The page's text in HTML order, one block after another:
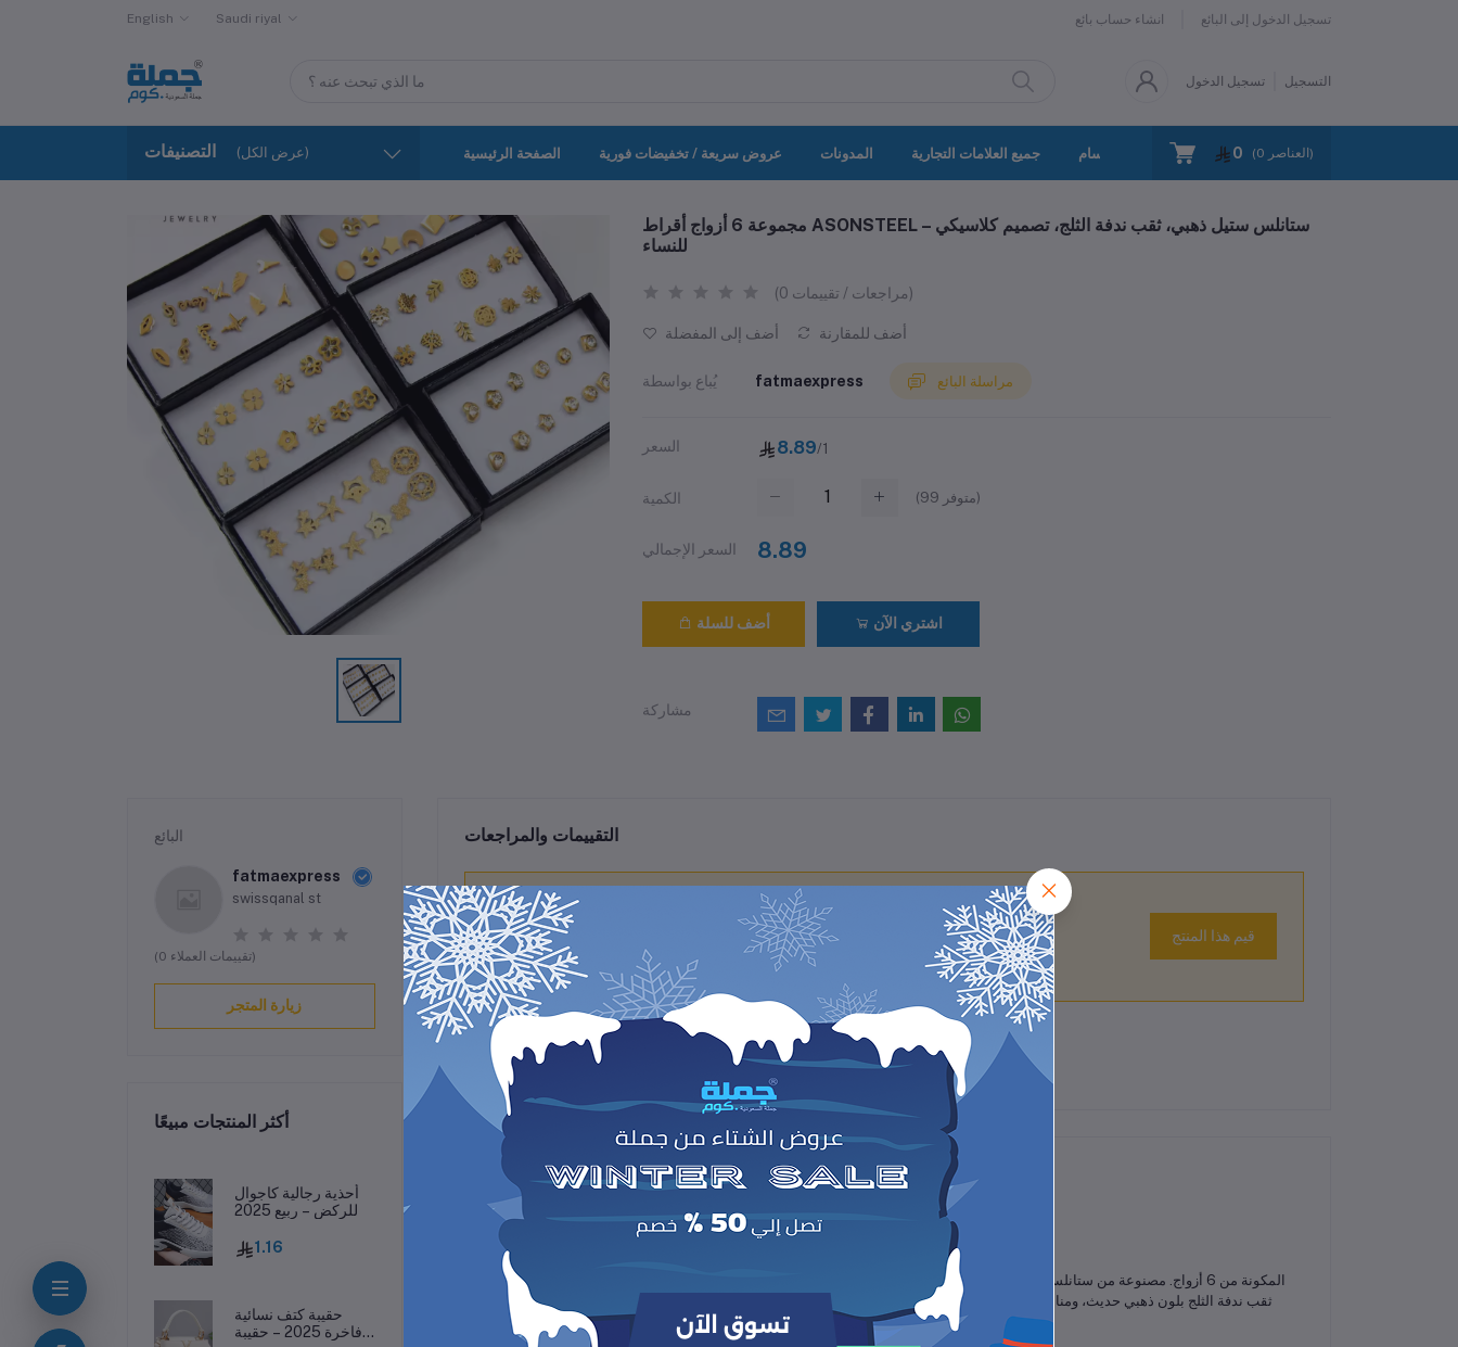
English Saudi riyal انشاء حساب بائع تسجيل الدخول إلى البائع
تسجيل الدخول التسجيل
التصنيفات (عرض الكل) الصفحة الرئيسية عروض سريعة / تخفيضات فورية المدونات جميع العلامات التجارية جميع الأقسام اتصل بنا سياسة الخصوصية 0 (0 العناصر)
مجموعة 6 أزواج أقراط ASONSTEEL – ستانلس ستيل ذهبي، ثقب ندفة الثلج، تصميم كلاسيكي
للنساء
(0 مراجعات / تقييمات)
أضف إلى المفضلة أضف للمقارنة
يُباع بواسطة fatmaexpress مراسلة البائع
السعر 8.89/1
الكمية (99 متوفر)
السعر الإجمالي 8.89
أضف للسلة اشتري الآن
مشاركة
البائع
fatmaexpress
swissqanal st
(0 تقييمات العملاء)
زيارة المتجر
أكثر المنتجات مبيعًا
أحذية رجالية كاجوال
للركض – ربيع 2025
1.16
حقيبة كتف نسائية
فاخرة 2025 – حقيبة
التقييمات والمراجعات
0 من أصل 5.0 قيم هذا المنتج
وصف
أضف لمسة أنيقة وعصرية إلى إطلالتك مع مجموعة أقراط ASONSTEEL المكونة من 6 أزواج. مصنوعة من ستانلس ستيل عالي الجودة، بتصميم
ثقب ندفة الثلج بلون ذهبي حديث، ومناسبة للارتداء اليومي أو المناسبات الخاصة. آمنة على البشرة وصحية بفضل المواد الجراحية الجديدة، وهي
الخيار المثالي للنساء الباحثات عن الأناقة الكلاسيكية والعصرية في آن واحد.